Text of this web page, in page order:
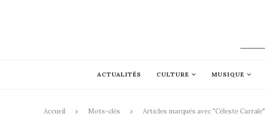
ACTUALITÉS CULTURE MUSIQUE
Accueil Mots-clés Articles marqués avec "Céleste Carrale"